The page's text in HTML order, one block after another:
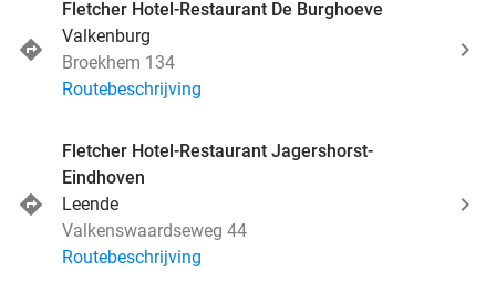
Fletcher Hotel-Restaurant De Burghoeve
Valkenburg
Broekhem 134
Routebeschrijving
Fletcher Hotel-Restaurant Jagershorst-
Eindhoven
Leende
Valkenswaardseweg 44
Routebeschrijving